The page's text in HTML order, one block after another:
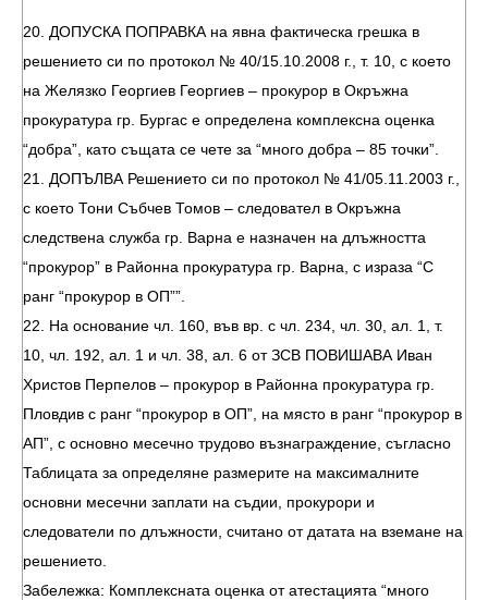
20. ДОПУСКА ПОПРАВКА на явна фактическа грешка в
решението си по протокол № 40/15.10.2008 г., т. 10, с което
на Желязко Георгиев Георгиев – прокурор в Окръжна
прокуратура гр. Бургас е определена комплексна оценка
“добра”, като същата се чете за “много добра – 85 точки”.
21. ДОПЪЛВА Решението си по протокол № 41/05.11.2003 г.,
с което Тони Събчев Томов – следовател в Окръжна
следствена служба гр. Варна е назначен на длъжността
“прокурор” в Районна прокуратура гр. Варна, с израза “С
ранг “прокурор в ОП””.
22. На основание чл. 160, във вр. с чл. 234, чл. 30, ал. 1, т.
10, чл. 192, ал. 1 и чл. 38, ал. 6 от ЗСВ ПОВИШАВА Иван
Христов Перпелов – прокурор в Районна прокуратура гр.
Пловдив с ранг “прокурор в ОП”, на място в ранг “прокурор в
АП”, с основно месечно трудово възнаграждение, съгласно
Таблицата за определяне размерите на максималните
основни месечни заплати на съдии, прокурори и
следователи по длъжности, считано от датата на вземане на
решението.
Забележка: Комплексната оценка от атестацията “много